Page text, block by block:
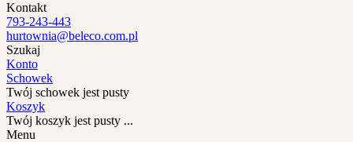
Kontakt
793-243-443
hurtownia@beleco.com.pl
Szukaj
Konto
Schowek
Twój schowek jest pusty
Koszyk
Twój koszyk jest pusty ...
Menu